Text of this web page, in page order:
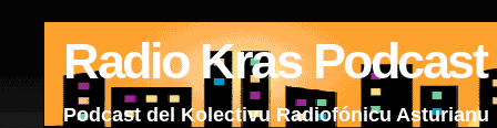
Radio Kras Podcast
Podcast del Kolectivu Radiofónicu Asturianu